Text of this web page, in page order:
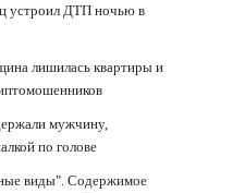
устроил ДТП ночью в
лишилась квартиры и
мужчину,
по голове
виды". Содержимое